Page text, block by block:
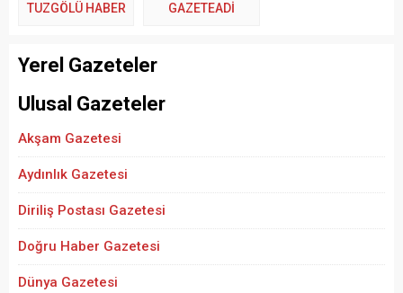
TUZGÖLÜ HABER GAZETEADI
Yerel Gazeteler
Ulusal Gazeteler
Akşam Gazetesi
Aydınlık Gazetesi
Diriliş Postası Gazetesi
Doğru Haber Gazetesi
Dünya Gazetesi